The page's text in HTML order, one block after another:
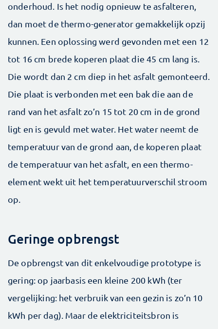
onderhoud. Is het nodig opnieuw te asfalteren,
dan moet de thermo-generator gemakkelijk opzij
kunnen. Een oplossing werd gevonden met een 12
tot 16 cm brede koperen plaat die 45 cm lang is.
Die wordt dan 2 cm diep in het asfalt gemonteerd.
Die plaat is verbonden met een bak die aan de
rand van het asfalt zo’n 15 tot 20 cm in de grond
ligt en is gevuld met water. Het water neemt de
temperatuur van de grond aan, de koperen plaat
de temperatuur van het asfalt, en een thermo-
element wekt uit het temperatuurverschil stroom
op.
Geringe opbrengst
De opbrengst van dit enkelvoudige prototype is
gering: op jaarbasis een kleine 200 kWh (ter
vergelijking: het verbruik van een gezin is zo’n 10
kWh per dag). Maar de elektriciteitsbron is